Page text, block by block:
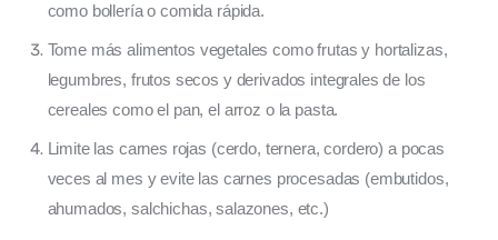
como bollería o comida rápida.
Tome más alimentos vegetales como frutas y hortalizas,
legumbres, frutos secos y derivados integrales de los
cereales como el pan, el arroz o la pasta.
Limite las carnes rojas (cerdo, ternera, cordero) a pocas
veces al mes y evite las carnes procesadas (embutidos,
ahumados, salchichas, salazones, etc.)